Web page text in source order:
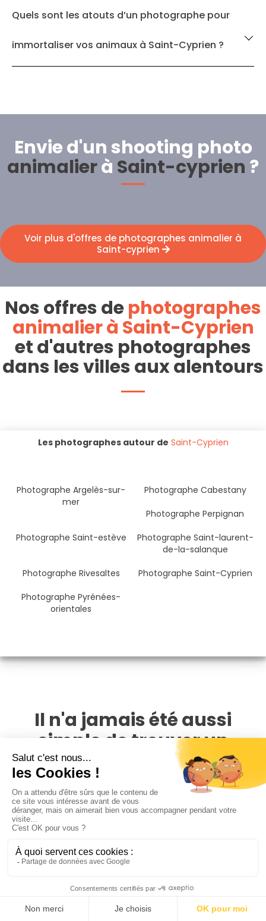
Quels sont les atouts d’un photographe pour
immortaliser vos animaux à Saint-Cyprien ?
Envie d'un shooting photo
animalierà Saint-cyprien ?
Voir plus d'offres de photographes animalier à
Saint-cyprien
Nos offres dephotographes
animalier à Saint-Cyprien
et d'autres photographes
dans les villes aux alentours
Les photographes autour de Saint-Cyprien
Photographe Argelès-sur-
mer
Photographe Cabestany
Photographe Perpignan
Photographe Saint-estève
Photographe Saint-laurent-
de-la-salanque
Photographe Rivesaltes
Photographe Saint-Cyprien
Photographe Pyrénées-
orientales
Il n'a jamais été aussi
simple de trouver un
photographe animalier à
Saint-Cyprien
Avec un réseau de plus de 4 000 photographes,
PhotoPresta est présent dans toute la France. Cherchez,
de votre animal et évitez de payer des frais de
Regardez les portfolios des photographes et assurez-vous
que leur style est en adéquation avec vos attentes.